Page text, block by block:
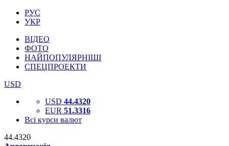
РУС
УКР
ВІДЕО
ФОТО
НАЙПОПУЛЯРНІШІ
СПЕЦПРОЕКТИ
USD
USD 44.4320
EUR 51.3316
Всі курси валют
44.4320